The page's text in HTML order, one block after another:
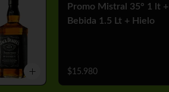
Promo Mistral 35° 1 lt +
Bebida 1.5 Lt + Hielo
$15.980